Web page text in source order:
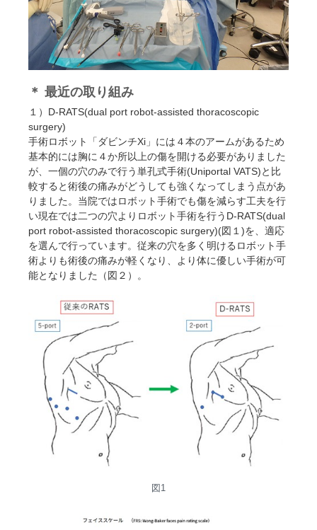
＊ 最近の取り組み
１）D-RATS(dual port robot-assisted thoracoscopic
surgery)
手術ロボット「ダビンチXi」には４本のアームがあるため
基本的には胸に４か所以上の傷を開ける必要がありました
が、一個の穴のみで行う単孔式手術(Uniportal VATS)と比
較すると術後の痛みがどうしても強くなってしまう点があ
りました。当院ではロボット手術でも傷を減らす工夫を行
い現在では二つの穴よりロボット手術を行うD-RATS(dual
port robot-assisted thoracoscopic surgery)(図１)を、適応
を選んで行っています。従来の穴を多く明けるロボット手
術よりも術後の痛みが軽くなり、より体に優しい手術が可
能となりました（図２）。
図1